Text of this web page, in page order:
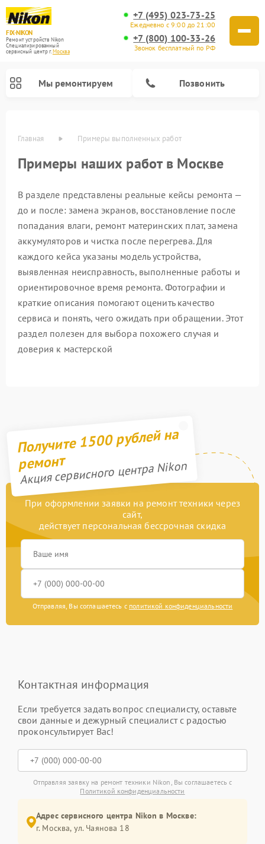
FIX-NIKON
Ремонт устройств Nikon
Специализированный
cервисный центр г.Москва
+7 (495) 023-73-25
Ежедневно с 9:00 до 21:00
+7 (800) 100-33-26
Звонок бесплатный по РФ
Мы ремонтируем Позвонить
Главная Примеры выполненных работ
Примеры наших работ в Москве
В разделе представлены реальные кейсы ремонта —
до и после: замена экранов, восстановление после
попадания влаги, ремонт материнских плат, замена
аккумуляторов и чистка после перегрева. Для
каждого кейса указаны модель устройства,
выявленная неисправность, выполненные работы и
ориентировочное время ремонта. Фотографии и
краткие описания помогают оценить качество
сервиса и понять, чего ожидать при обращении. Этот
раздел полезен для выбора похожего случая и
доверия к мастерской
Получите 1500 рублей на
ремонт
Акция сервисного центра Nikon
При оформлении заявки на ремонт техники через
сайт,
действует персональная бессрочная скидка
Отправляя, Вы соглашаетесь с политикой конфиденциальности
Контактная информация
Если требуется задать вопрос специалисту, оставьте
свои данные и дежурный специалист с радостью
проконсультирует Вас!
Отправляя заявку на ремонт техники Nikon, Вы соглашаетесь с
Политикой конфиденциальности
Адрес сервисного центра Nikon в Москве:
г. Москва, ул. Чаянова 18